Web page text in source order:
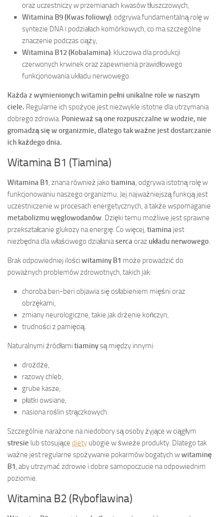
oraz uczestniczy w przemianach kwasów tłuszczowych,
Witamina B9 (Kwas foliowy): odgrywa fundamentalną rolę w
syntezie DNA i podziałach komórkowych, co ma szczególne
znaczenie podczas ciąży,
Witamina B12 (Kobalamina): kluczowa dla produkcji
czerwonych krwinek oraz zapewnienia prawidłowego
funkcjonowania układu nerwowego.
Każda z wymienionych witamin pełni unikalne role w naszym
ciele. Regularne ich spożycie jest niezwykle istotne dla utrzymania
dobrego zdrowia. Ponieważ są one rozpuszczalne w wodzie, nie
gromadzą się w organizmie, dlatego tak ważne jest dostarczanie
ich każdego dnia.
Witamina B1 (Tiamina)
Witamina B1, znana również jako tiamina, odgrywa istotną rolę w
funkcjonowaniu naszego organizmu. Jej najważniejszą funkcją jest
uczestniczenie w procesach energetycznych, a także wspomaganie
metabolizmu węglowodanów. Dzięki temu możliwe jest sprawne
przekształcanie glukozy na energię. Co więcej, tiamina jest
niezbędna dla właściwego działaniasercaoraz układu nerwowego.
Brak odpowiedniej ilości witaminy B1 może prowadzić do
poważnych problemów zdrowotnych, takich jak:
choroba beri-beri objawia się osłabieniem mięśni oraz
obrzękami,
zmiany neurologiczne, takie jak drżenie kończyn,
trudności z pamięcią.
Naturalnymi źródłami tiaminysą między innymi:
drożdże,
razowy chleb,
grube kasze,
płatki owsiane,
nasiona roślin strączkowych.
Szczególnie narażone na niedobory są osoby żyjące w ciągłym
stresie lub stosujące diety ubogie w świeże produkty. Dlatego tak
ważne jest regularne spożywanie pokarmów bogatych wwitaminę
B1, aby utrzymać zdrowie i dobre samopoczucie na odpowiednim
poziomie.
Witamina B2 (Ryboflawina)